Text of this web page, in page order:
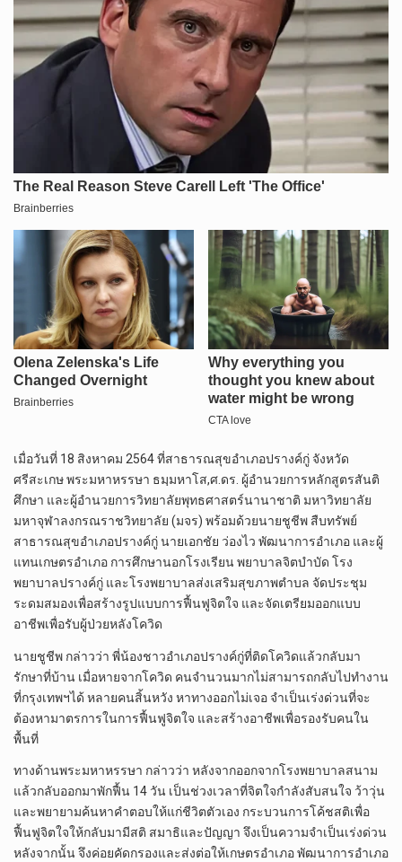
เมื่อวันที่ 18 สิงหาคม 2564 ที่สาธารณสุขอำเภอปรางค์กู่ จังหวัด
ศรีสะเกษ พระมหาหรรษา ธมฺมหาโส,ศ.ดร. ผู้อำนวยการหลักสูตรสันติ
ศึกษา และผู้อำนวยการวิทยาลัยพุทธศาสตร์นานาชาติ มหาวิทยาลัย
มหาจุฬาลงกรณราชวิทยาลัย (มจร) พร้อมด้วยนายชูชีพ สืบทรัพย์
สาธารณสุขอำเภอปรางค์กู่ นายเอกชัย ว่องไว พัฒนาการอำเภอ และผู้
แทนเกษตรอำเภอ การศึกษานอกโรงเรียน พยาบาลจิตบำบัด โรง
พยาบาลปรางค์กู่ และโรงพยาบาลส่งเสริมสุขภาพตำบล จัดประชุม
ระดมสมองเพื่อสร้างรูปแบบการฟื้นฟูจิตใจ และจัดเตรียมออกแบบ
อาชีพเพื่อรับผู้ป่วยหลังโควิด
นายชูชีพ กล่าวว่า พี่น้องชาวอำเภอปรางค์กู่ที่ติดโควิดแล้วกลับมา
รักษาที่บ้าน เมื่อหายจากโควิด คนจำนวนมากไม่สามารถกลับไปทำงาน
ที่กรุงเทพฯได้ หลายคนสิ้นหวัง หาทางออกไม่เจอ จำเป็นเร่งด่วนที่จะ
ต้องหามาตรการในการฟื้นฟูจิตใจ และสร้างอาชีพเพื่อรองรับคนใน
พื้นที่
ทางด้านพระมหาหรรษา กล่าวว่า หลังจากออกจากโรงพยาบาลสนาม
แล้วกลับออกมาพักฟื้น 14 วัน เป็นช่วงเวลาที่จิตใจกำลังสับสนใจ ว้าวุ่น
และพยายามค้นหาคำตอบให้แก่ชีวิตตัวเอง กระบวนการโค้ชสติเพื่อ
ฟื้นฟูจิตใจให้กลับมามีสติ สมาธิและปัญญา จึงเป็นความจำเป็นเร่งด่วน
หลังจากนั้น จึงค่อยคัดกรองและส่งต่อให้เกษตรอำเภอ พัฒนาการอำเภอ